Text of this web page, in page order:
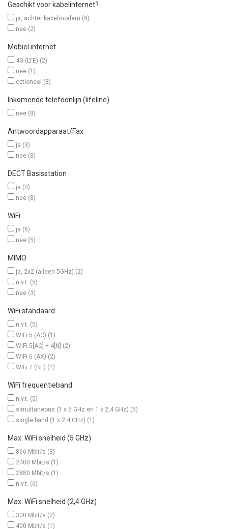
Geschikt voor kabelinternet?
ja, achter kabelmodem (9)
nee (2)
Mobiel internet
4G (LTE) (2)
nee (1)
optioneel (8)
Inkomende telefoonlijn (lifeline)
nee (8)
Antwoordapparaat/Fax
ja (3)
nee (8)
DECT Basisstation
ja (3)
nee (8)
WiFi
ja (6)
nee (5)
MIMO
ja, 2x2 (alleen 5GHz) (2)
n.v.t. (5)
nee (3)
WiFi standaard
n.v.t. (5)
WiFi 5 (AC) (1)
WiFi 5[AC] + 4[N]
(2)
WiFi 6 (AX) (2)
WiFi 7 (BE) (1)
WiFi frequentieband
n.v.t. (5)
simultaneous (1 x 5 GHz en 1 x 2,4 GHz) (5)
single band (1 x 2,4 GHz) (1)
Max. WiFi snelheid (5 GHz)
866 Mbit/s (3)
2400 Mbit/s (1)
2880 Mbit/s (1)
n.v.t. (6)
Max. WiFi snelheid (2,4 GHz)
300 Mbit/s (2)
400 Mbit/s (1)